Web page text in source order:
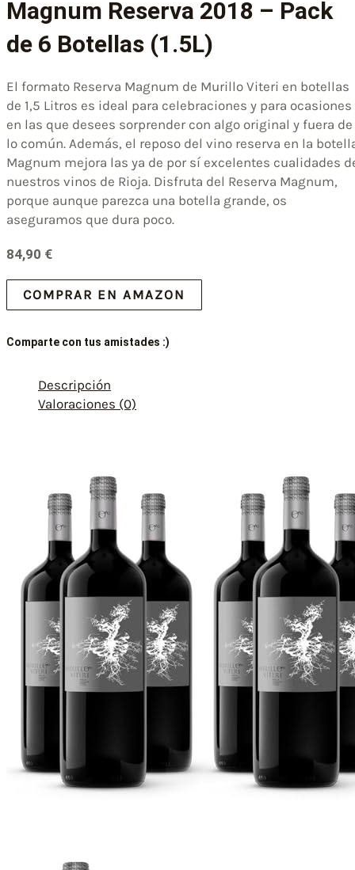
Magnum Reserva 2018 – Pack
de 6 Botellas (1.5L)
El formato Reserva Magnum de Murillo Viteri en botellas
de 1,5 Litros es ideal para celebraciones y para ocasiones
en las que desees sorprender con algo original y fuera de
lo común. Además, el reposo del vino reserva en la
Magnum mejora las ya de por sí excelentes cualidades
nuestros vinos de Rioja. Disfruta del Reserva Magnum,
porque aunque parezca una botella grande, os
aseguramos que dura poco.
84,90 €
COMPRAR EN AMAZON
Comparte con tus amistades :)
Descripción
Valoraciones (0)